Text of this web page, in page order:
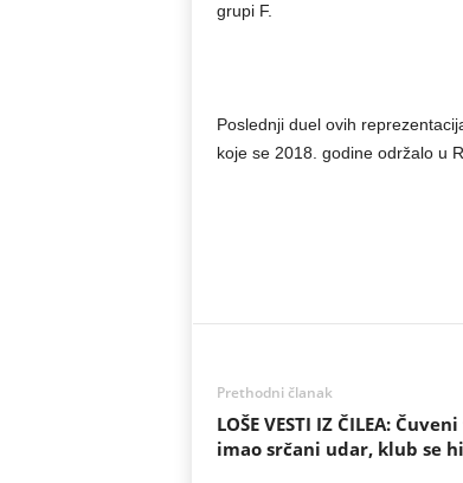
grupi F.
Poslednji duel ovih
koje se 2018. godine održalo u
Prethodni članak
LOŠE VESTI IZ ČILEA:
imao srčani udar, klub se